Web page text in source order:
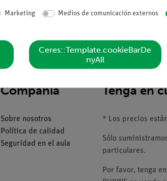
Compañía
Sobre nosotros
Política de calidad
Seguridad en el aula
Tenga en
* Los precios
Sólo
particulares.
Por favor, tenga
Marketing Medios de comunicación externos
Ceres::Template.cookieBarDe
nyAll